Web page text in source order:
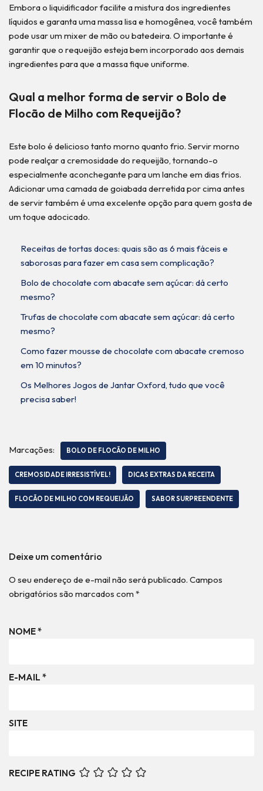
Embora o liquidificador facilite a mistura dos ingredientes
líquidos e garanta uma massa lisa e homogênea, você também
pode usar um mixer de mão ou batedeira. O importante é
garantir que o requeijão esteja bem incorporado aos demais
ingredientes para que a massa fique uniforme.
Qual a melhor forma de servir o Bolo de
Flocão de Milho com Requeijão?
Este bolo é delicioso tanto morno quanto frio. Servir morno
pode realçar a cremosidade do requeijão, tornando-o
especialmente aconchegante para um lanche em dias frios.
Adicionar uma camada de goiabada derretida por cima antes
de servir também é uma excelente opção para quem gosta de
um toque adocicado.
Receitas de tortas doces: quais são as 6 mais fáceis e
saborosas para fazer em casa sem complicação?
Bolo de chocolate com abacate sem açúcar: dá certo
mesmo?
Trufas de chocolate com abacate sem açúcar: dá certo
mesmo?
Como fazer mousse de chocolate com abacate cremoso
em 10 minutos?
Os Melhores Jogos de Jantar Oxford, tudo que você
precisa saber!
Marcações: BOLO DE FLOCÃO DE MILHO
CREMOSIDADE IRRESISTÍVEL! DICAS EXTRAS DA RECEITA
FLOCÃO DE MILHO COM REQUEIJÃO SABOR SURPREENDENTE
Deixe um comentário
O seu endereço de e-mail não será publicado. Campos
obrigatórios são marcados com *
NOME*
E-MAIL *
SITE
RECIPE RATING